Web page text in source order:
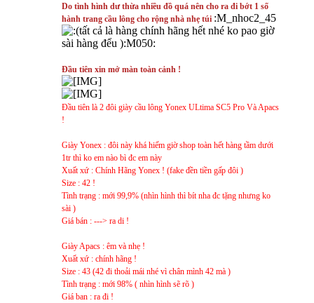
Do tình hình dư thừa nhiều đồ quá nên cho ra đi bớt 1 số
hành trang cầu lông cho rộng nhà nhẹ túi :M_nhoc2_45
tất cả là hàng chính hãng hết nhé ko pao giờ
sài hàng đểu ):M050:
Đầu tiên xin mở màn toàn cảnh !
Đầu tiên là 2 đôi giày cầu lông Yonex ULtima SC5 Pro Và Apacs
!
Giày Yonex : đôi này khá hiếm giờ shop toàn hết hàng tầm dưới
1tr thì ko em nào bì đc em này
Xuất xứ : Chính Hãng Yonex ! (fake đền tiền gấp đôi )
Size : 42 !
Tình trạng : mới 99,9% (nhìn hình thì bít nha đc tặng nhưng ko
sài )
Giá bán : ---> ra di !
Giày Apacs : êm và nhẹ !
Xuất xứ : chính hãng !
Size : 43 (42 đi thoải mái nhé vì chân mình 42 mà )
Tình trạng : mới 98% ( nhìn hình sẽ rõ )
Giá ban : ra đi !